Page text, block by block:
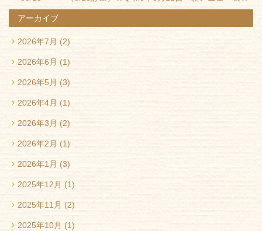
アーカイブ
2026年7月 (2)
2026年6月 (1)
2026年5月 (3)
2026年4月 (1)
2026年3月 (2)
2026年2月 (1)
2026年1月 (3)
2025年12月 (1)
2025年11月 (2)
2025年10月 (1)